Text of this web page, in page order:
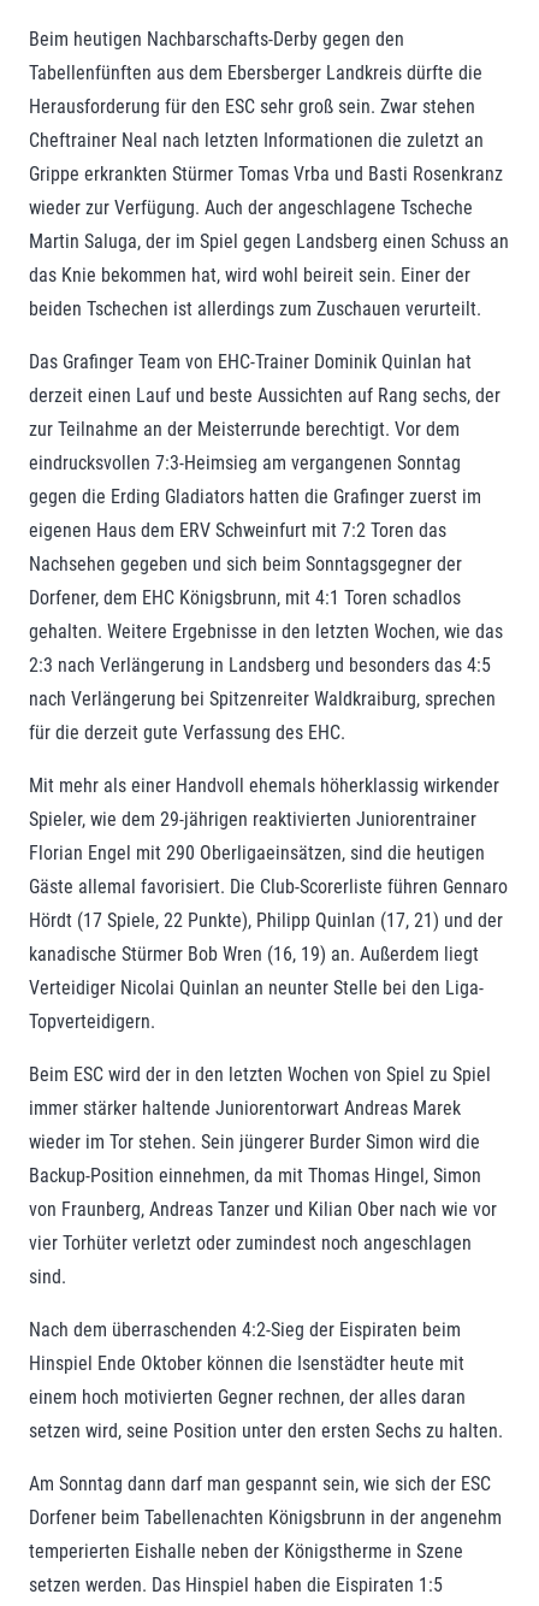
Beim heutigen Nachbarschafts-Derby gegen den
Tabellenfünften aus dem Ebersberger Landkreis dürfte die
Herausforderung für den ESC sehr groß sein. Zwar stehen
Cheftrainer Neal nach letzten Informationen die zuletzt an
Grippe erkrankten Stürmer Tomas Vrba und Basti Rosenkranz
wieder zur Verfügung. Auch der angeschlagene Tscheche
Martin Saluga, der im Spiel gegen Landsberg einen Schuss an
das Knie bekommen hat, wird wohl beireit sein. Einer der
beiden Tschechen ist allerdings zum Zuschauen verurteilt.
Das Grafinger Team von EHC-Trainer Dominik Quinlan hat
derzeit einen Lauf und beste Aussichten auf Rang sechs, der
zur Teilnahme an der Meisterrunde berechtigt. Vor dem
eindrucksvollen 7:3-Heimsieg am vergangenen Sonntag
gegen die Erding Gladiators hatten die Grafinger zuerst im
eigenen Haus dem ERV Schweinfurt mit 7:2 Toren das
Nachsehen gegeben und sich beim Sonntagsgegner der
Dorfener, dem EHC Königsbrunn, mit 4:1 Toren schadlos
gehalten. Weitere Ergebnisse in den letzten Wochen, wie das
2:3 nach Verlängerung in Landsberg und besonders das 4:5
nach Verlängerung bei Spitzenreiter Waldkraiburg, sprechen
für die derzeit gute Verfassung des EHC.
Mit mehr als einer Handvoll ehemals höherklassig wirkender
Spieler, wie dem 29-jährigen reaktivierten Juniorentrainer
Florian Engel mit 290 Oberligaeinsätzen, sind die heutigen
Gäste allemal favorisiert. Die Club-Scorerliste führen Gennaro
Hördt (17 Spiele, 22 Punkte), Philipp Quinlan (17, 21) und der
kanadische Stürmer Bob Wren (16, 19) an. Außerdem liegt
Verteidiger Nicolai Quinlan an neunter Stelle bei den Liga-
Topverteidigern.
Beim ESC wird der in den letzten Wochen von Spiel zu Spiel
immer stärker haltende Juniorentorwart Andreas Marek
wieder im Tor stehen. Sein jüngerer Burder Simon wird die
Backup-Position einnehmen, da mit Thomas Hingel, Simon
von Fraunberg, Andreas Tanzer und Kilian Ober nach wie vor
vier Torhüter verletzt oder zumindest noch angeschlagen
sind.
Nach dem überraschenden 4:2-Sieg der Eispiraten beim
Hinspiel Ende Oktober können die Isenstädter heute mit
einem hoch motivierten Gegner rechnen, der alles daran
setzen wird, seine Position unter den ersten Sechs zu halten.
Am Sonntag dann darf man gespannt sein, wie sich der ESC
Dorfener beim Tabellenachten Königsbrunn in der angenehm
temperierten Eishalle neben der Königstherme in Szene
setzen werden. Das Hinspiel haben die Eispiraten 1:5